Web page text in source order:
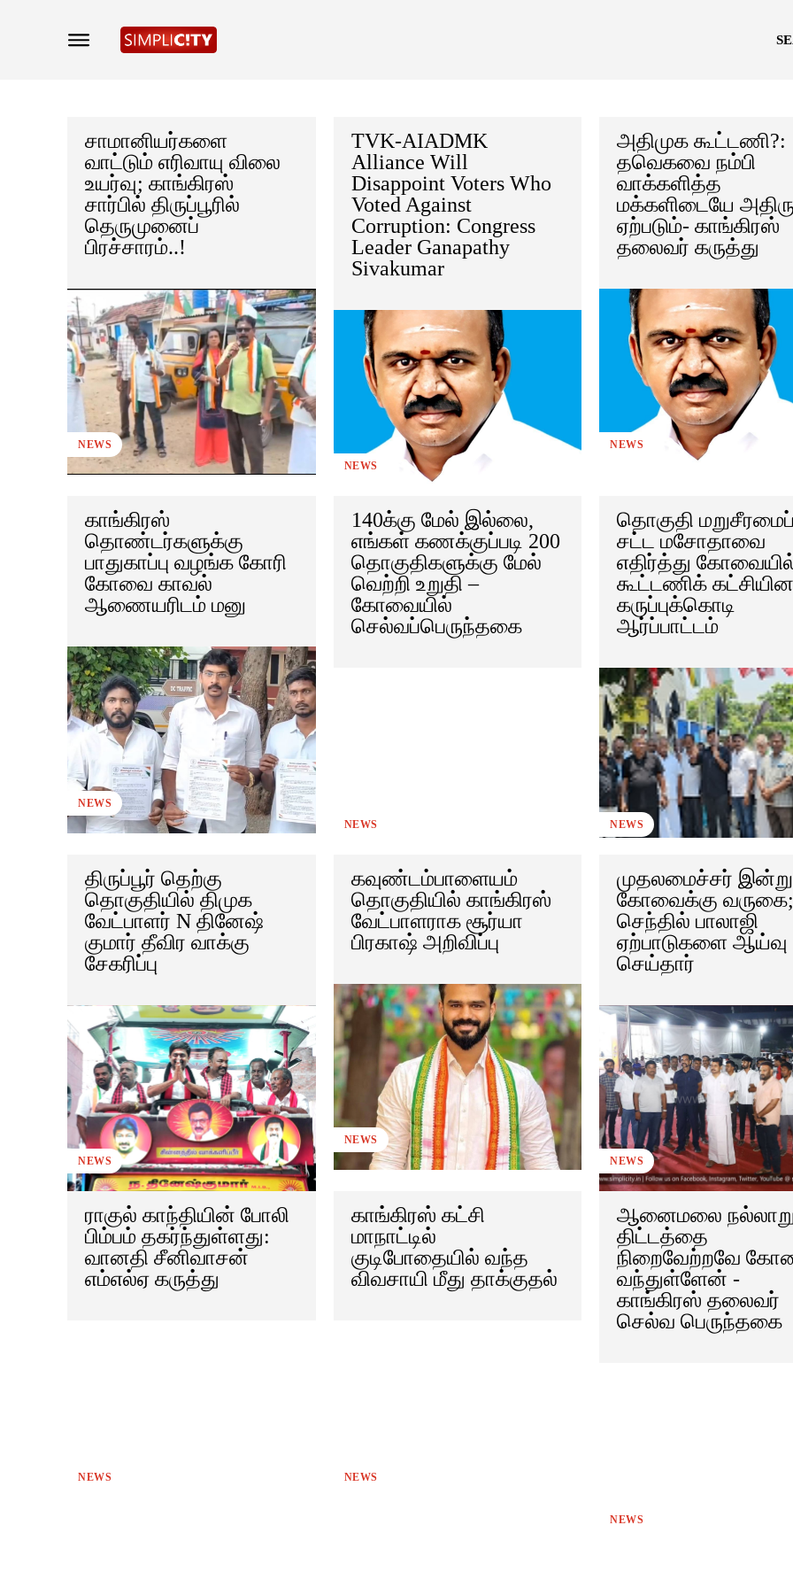
சாமானியர்களை
வாட்டும் எரிவாயு விலை
உயர்வு; காங்கிரஸ்
சார்பில் திருப்பூரில்
தெருமுனைப்
பிரச்சாரம்..!
NEWS
TVK-AIADMK
Alliance Will
Disappoint Voters Who
Voted Against
Corruption: Congress
Leader Ganapathy
Sivakumar
NEWS
அதிமுக கூட்டணி?:
தவெகவை நம்பி
வாக்களித்த
மக்களிடையே
ஏற்படும்- காங்கிரஸ்
தலைவர் கருத்து
NEWS
காங்கிரஸ்
தொண்டர்களுக்கு
பாதுகாப்பு வழங்க கோரி
கோவை காவல்
ஆணையரிடம் மனு
NEWS
140க்கு மேல் இல்லை,
எங்கள் கணக்குப்படி 200
தொகுதிகளுக்கு மேல்
வெற்றி உறுதி –
கோவையில்
செல்வப்பெருந்தகை
NEWS
தொகுதி
சட்ட மசோதாவை
எதிர்த்து
கூட்டணிக்
கருப்புக்கொடி
ஆர்ப்பாட்டம்
NEWS
திருப்பூர் தெற்கு
தொகுதியில் திமுக
வேட்பாளர் N தினேஷ்
குமார் தீவிர வாக்கு
சேகரிப்பு
NEWS
கவுண்டம்பாளையம்
தொகுதியில் காங்கிரஸ்
வேட்பாளராக சூர்யா
பிரகாஷ் அறிவிப்பு
NEWS
முதலமைச்சர் இன்று
கோவைக்கு
செந்தில் பாலாஜி
ஏற்பாடுகளை ஆய்வு
செய்தார்
NEWS
ராகுல் காந்தியின் போலி
பிம்பம் தகர்ந்துள்ளது:
வானதி சீனிவாசன்
எம்எல்ஏ கருத்து
NEWS
காங்கிரஸ் கட்சி
மாநாட்டில்
குடிபோதையில் வந்த
விவசாயி மீது தாக்குதல்
NEWS
ஆனைமலை
திட்டத்தை
நிறைவேற்றவே
வந்துள்ளேன் -
காங்கிரஸ் தலைவர்
செல்வ பெருந்தகை
NEWS